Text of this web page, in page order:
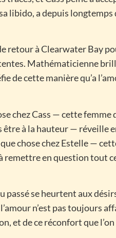
libido, a depuis
retour à Clearwater Bay
Mathématicienne
de cette manière qu’a
chez Cass — cette femme
à la hauteur — réveille
chose chez Estelle —
remettre en question tout
passé se heurtent aux
n’est pas toujours
et de ce réconfort que